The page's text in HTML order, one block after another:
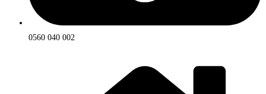
0560 040 002